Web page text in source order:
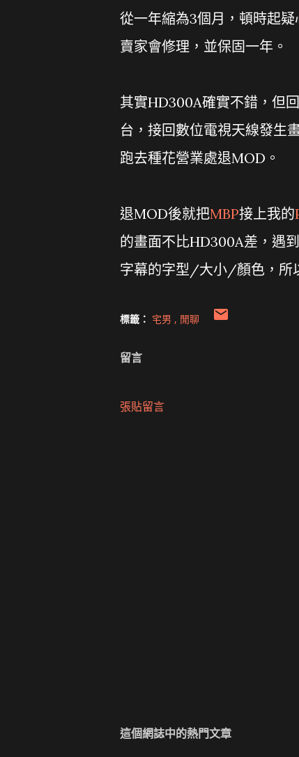
從一年縮為3個月，頓時起
賣家會修理，並保固一年。
其實HD300A確實不錯，但
台，接回數位電視天線發生
跑去種花營業處退MOD。
退MOD後就把MBP接上我的
的畫面不比HD300A差，遇
字幕的字型/大小/顏色，所
標籤： 宅男 閒聊
留言
張貼留言
這個網誌中的熱門文章